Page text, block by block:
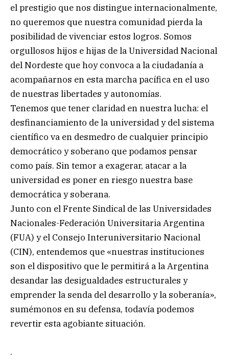
el prestigio que nos distingue internacionalmente,
no queremos que nuestra comunidad pierda la
posibilidad de vivenciar estos logros. Somos
orgullosos hijos e hijas de la Universidad Nacional
del Nordeste que hoy convoca a la ciudadanía a
acompañarnos en esta marcha pacífica en el uso
de nuestras libertades y autonomías.
Tenemos que tener claridad en nuestra lucha: el
desfinanciamiento de la universidad y del sistema
científico va en desmedro de cualquier principio
democrático y soberano que podamos pensar
como país. Sin temor a exagerar, atacar a la
universidad es poner en riesgo nuestra base
democrática y soberana.
Junto con el Frente Sindical de las Universidades
Nacionales-Federación Universitaria Argentina
(FUA) y el Consejo Interuniversitario Nacional
(CIN), entendemos que «nuestras instituciones
son el dispositivo que le permitirá a la Argentina
desandar las desigualdades estructurales y
emprender la senda del desarrollo y la soberanía»,
sumémonos en su defensa, todavía podemos
revertir esta agobiante situación.
.